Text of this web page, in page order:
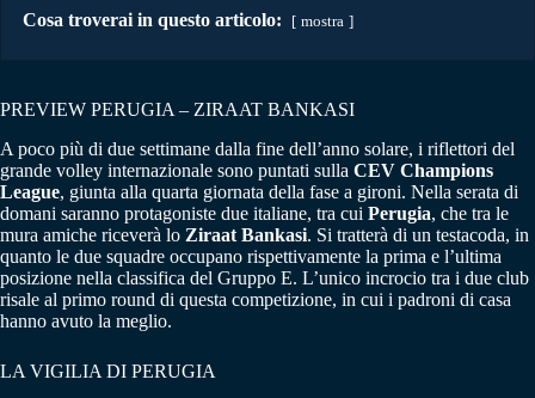
Cosa troverai in questo articolo: mostra
PREVIEW PERUGIA – ZIRAAT BANKASI
A poco più di due settimane dalla fine dell’anno solare, i riflettori del
grande volley internazionale sono puntati sulla CEV Champions
League, giunta alla quarta giornata della fase a gironi. Nella serata di
domani saranno protagoniste due italiane, tra cui Perugia, che tra le
mura amiche riceverà lo Ziraat Bankasi. Si tratterà di un testacoda, in
quanto le due squadre occupano rispettivamente la prima e l’ultima
posizione nella classifica del Gruppo E. L’unico incrocio tra i due club
risale al primo round di questa competizione, in cui i padroni di casa
hanno avuto la meglio.
LA VIGILIA DI PERUGIA